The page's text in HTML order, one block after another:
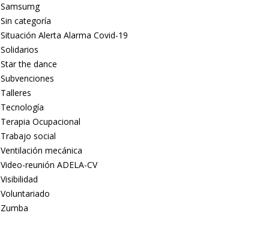
Samsumg
Sin categoría
Situación Alerta Alarma Covid-19
Solidarios
Star the dance
Subvenciones
Talleres
Tecnología
Terapia Ocupacional
Trabajo social
Ventilación mecánica
Video-reunión ADELA-CV
Visibilidad
Voluntariado
Zumba